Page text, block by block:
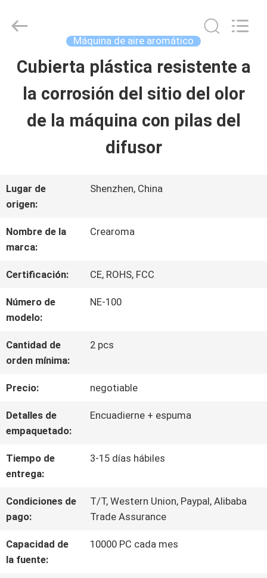
HOGAR
PRODUCTOS
VR
SHOW
SOBRE
NOSOTROS
VIAJE
DE
LA
FÁBRICA
CONTROL
DE
CALIDAD
ÉNTRENOS
Water
Meter
Rights
Developed
Máquina de aire aromático
Cubierta plástica resistente a
la corrosión del sitio del olor
de la máquina con pilas del
difusor
Lugar de
origen:
Shenzhen, China
Nombre de la
marca:
Crearoma
Certificación: CE, ROHS, FCC
Número de
modelo:
NE-100
Cantidad de
orden mínima:
2 pcs
Precio: negotiable
Detalles de
empaquetado:
Encuadierne + espuma
Tiempo de
entrega:
3-15 días hábiles
Condiciones de
pago:
T/T, Western Union, Paypal, Alibaba
Trade Assurance
Capacidad de
la fuente:
10000 PC cada mes